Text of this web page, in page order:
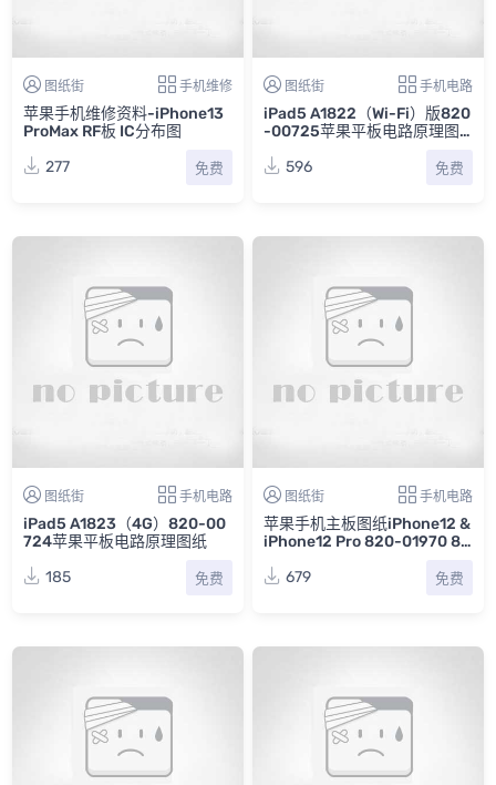
图纸街 手机维修
苹果手机维修资料-iPhone13
ProMax RF板 IC分布图
277
免费
图纸街 手机电路
iPad5 A1822（Wi-Fi）版820
-00725苹果平板电路原理图
596
免费
图纸街 手机电路
iPad5 A1823（4G）820-00
724苹果平板电路原理图纸
185
免费
图纸街 手机电路
苹果手机主板图纸iPhone12 &
iPhone12 Pro 820-01970 82
679
免费